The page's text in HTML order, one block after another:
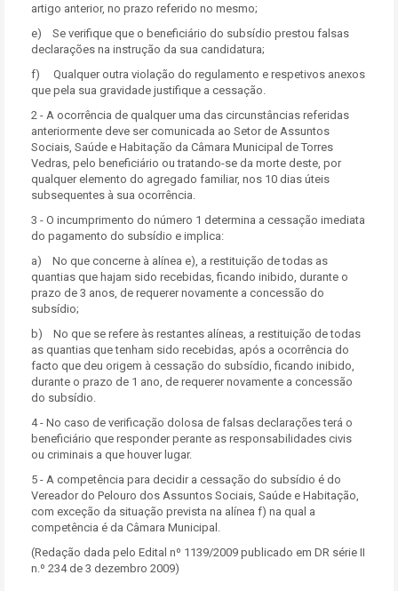
artigo anterior, no prazo referido no mesmo;
e) Se verifique que o beneficiário do subsídio prestou falsas
declarações na instrução da sua candidatura;
f) Qualquer outra violação do regulamento e respetivos anexos
que pela sua gravidade justifique a cessação.
2 - A ocorrência de qualquer uma das circunstâncias referidas
anteriormente deve ser comunicada ao Setor de Assuntos
Sociais, Saúde e Habitação da Câmara Municipal de Torres
Vedras, pelo beneficiário ou tratando-se da morte deste, por
qualquer elemento do agregado familiar, nos 10 dias úteis
subsequentes à sua ocorrência.
3 - O incumprimento do número 1 determina a cessação imediata
do pagamento do subsídio e implica:
a) No que concerne à alínea e), a restituição de todas as
quantias que hajam sido recebidas, ficando inibido, durante o
prazo de 3 anos, de requerer novamente a concessão do
subsídio;
b) No que se refere às restantes alíneas, a restituição de todas
as quantias que tenham sido recebidas, após a ocorrência do
facto que deu origem à cessação do subsídio, ficando inibido,
durante o prazo de 1 ano, de requerer novamente a concessão
do subsídio.
4 - No caso de verificação dolosa de falsas declarações terá o
beneficiário que responder perante as responsabilidades civis
ou criminais a que houver lugar.
5 - A competência para decidir a cessação do subsídio é do
Vereador do Pelouro dos Assuntos Sociais, Saúde e Habitação,
com exceção da situação prevista na alínea f) na qual a
competência é da Câmara Municipal.
(Redação dada pelo Edital nº 1139/2009 publicado em DR série II
n.º 234 de 3 dezembro 2009)